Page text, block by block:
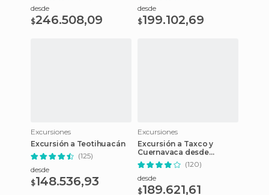
desde
$246.508,09
desde
$199.102,69
Excursiones
Excursión a Teotihuacán
(125)
desde
$148.536,93
Excursiones
Excursión a Taxco y
Cuernavaca desde
Ciudad de México
(120)
desde
$189.621,61